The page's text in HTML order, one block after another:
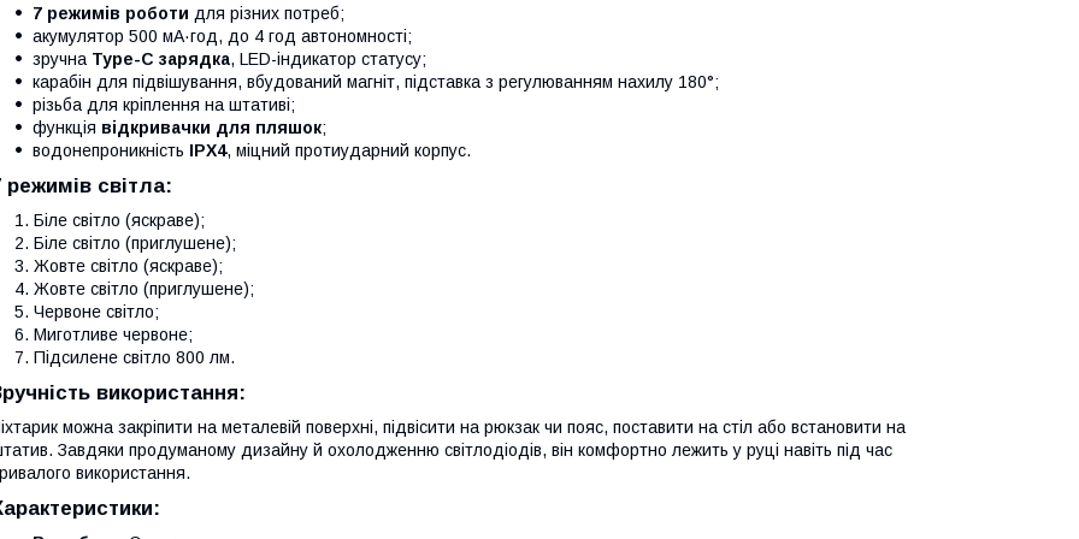
7 режимів роботи для різних потреб;
акумулятор 500 мА·год, до 4 год автономності;
зручна Type-C зарядка, LED-індикатор статусу;
карабін для підвішування, вбудований магніт, підставка з регулюванням нахилу 180°;
різьба для кріплення на штативі;
функція відкривачки для пляшок;
водонепроникність IPX4, міцний протиударний корпус.
режимів світла:
Біле світло (яскраве);
Біле світло (приглушене);
Жовте світло (яскраве);
Жовте світло (приглушене);
Червоне світло;
Миготливе червоне;
Підсилене світло 800 лм.
використання:
можна закріпити на металевій поверхні, підвісити на рюкзак чи пояс, поставити на стіл або встановити на
Завдяки продуманому дизайну й охолодженню світлодіодів, він комфортно лежить у руці навіть під час
використання.